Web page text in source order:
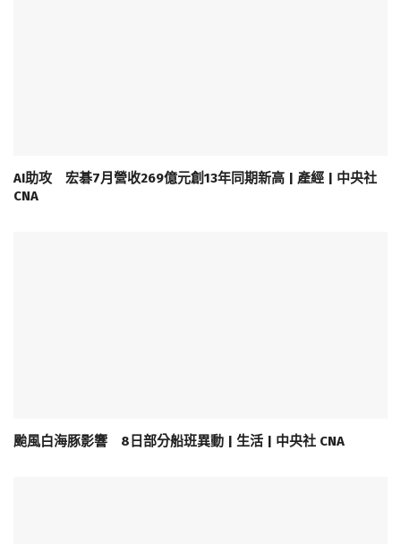
AI助攻 宏碁7月營收269億元創13年同期新高 | 產經 | 中央社
CNA
颱風白海豚影響 8日部分船班異動 | 生活 | 中央社 CNA